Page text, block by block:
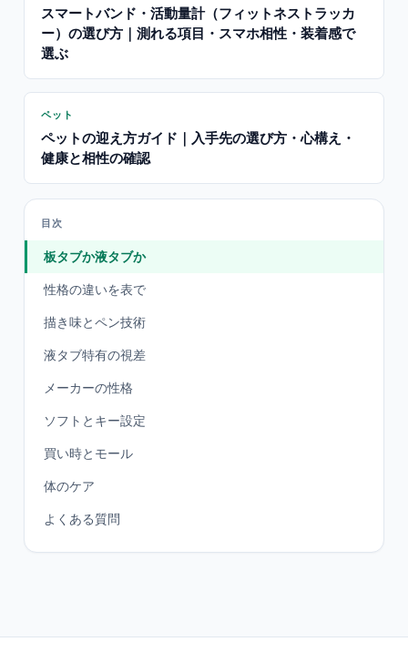
スマートバンド・活動量計（フィットネストラッカ
ー）の選び方｜測れる項目・スマホ相性・装着感で
選ぶ
ペット
ペットの迎え方ガイド｜入手先の選び方・心構え・
健康と相性の確認
目次
板タブか液タブか
性格の違いを表で
描き味とペン技術
液タブ特有の視差
メーカーの性格
ソフトとキー設定
買い時とモール
体のケア
よくある質問